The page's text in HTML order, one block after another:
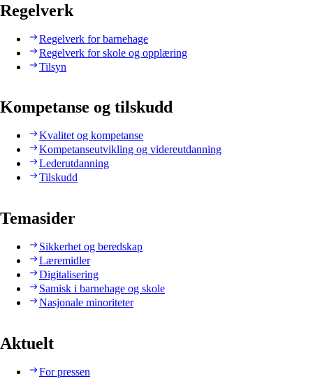
Regelverk
Regelverk for barnehage
Regelverk for skole og opplæring
Tilsyn
Kompetanse og tilskudd
Kvalitet og kompetanse
Kompetanseutvikling og videreutdanning
Lederutdanning
Tilskudd
Temasider
Sikkerhet og beredskap
Læremidler
Digitalisering
Samisk i barnehage og skole
Nasjonale minoriteter
Aktuelt
For pressen